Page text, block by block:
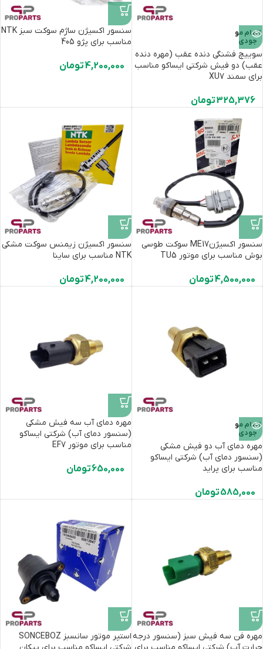
اتمام مو
جودی
سوییچ فشنگی‌ دنده عقب (مهره دنده
عقب) دو فیش شرکتی ایساکو مناسب
برای سمند XU7
325,376تومان
سنسور اکسیژن ساژم سوکت سبز NTK
مناسب برای پژو 405
4,200,000تومان
سنسور اکسیژنME17 سوکت طوسی
بوش مناسب برای موتور TU5
4,500,000تومان
سنسور اکسیژن زیمنس سوکت مشکی
NTK مناسب برای ساینا
4,200,000تومان
اتمام مو
جودی
مهره دمای آب دو فیش مشکی
(سنسور دمای آب) شرکتی ایساکو
مناسب برای پراید
585,000تومان
مهره دمای آب سه فیش مشکی
(سنسور دمای آب) شرکتی ایساکو
مناسب برای موتور EF7
650,000تومان
مهره فن سه فیش سبز (سنسور درجه
استپر موتور سانسبز SONCEBOZ